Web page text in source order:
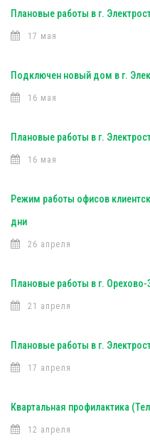
Плановые работы в г.
17 мая
Подключен новый дом в г.
16 мая
Плановые работы в г.
16 мая
Режим работы офисов
дни
26 апреля
Плановые работы в г. Орехово-
21 апреля
Плановые работы в г.
17 апреля
Квартальная профилактика
12 апреля